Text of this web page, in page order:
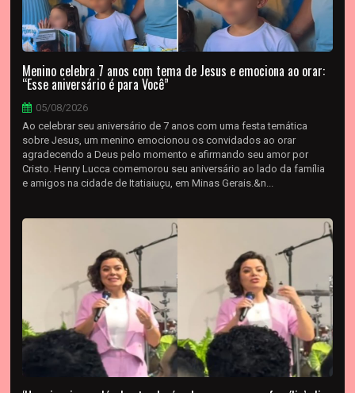
Menino celebra 7 anos com tema de Jesus e emociona ao orar:
“Esse aniversário é para Você”
05/08/2026
Ao celebrar seu aniversário de 7 anos com uma festa temática
sobre Jesus, um menino emocionou os convidados ao orar
agradecendo a Deus pelo momento e afirmando seu amor por
Cristo. Henry Lucca comemorou seu aniversário ao lado da família
e amigos na cidade de Itatiaiuçu, em Minas Gerais.&n...